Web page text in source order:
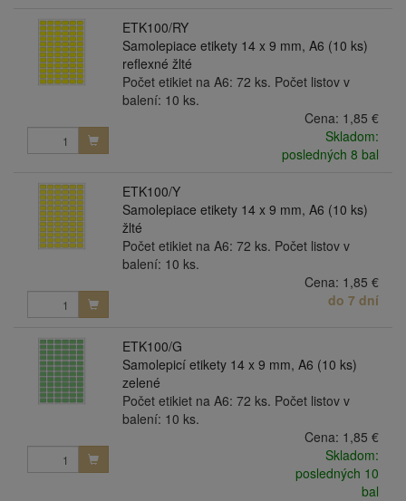
ETK100/RY
Samolepiace etikety 14 x 9 mm, A6 (10 ks)
reflexné žlté
Počet etikiet na A6: 72 ks. Počet listov v
balení: 10 ks.
Cena: 1,85 €
Skladom:
posledných 8 bal
ETK100/Y
Samolepiace etikety 14 x 9 mm, A6 (10 ks)
žlté
Počet etikiet na A6: 72 ks. Počet listov v
balení: 10 ks.
Cena: 1,85 €
do 7 dní
ETK100/G
Samolepicí etikety 14 x 9 mm, A6 (10 ks)
zelené
Počet etikiet na A6: 72 ks. Počet listov v
balení: 10 ks.
Cena: 1,85 €
Skladom:
posledných 10
bal